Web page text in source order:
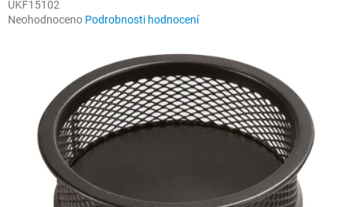
UKF15102
Průměrné
hvězdiček.
Neohodnoceno Podrobnosti hodnocení